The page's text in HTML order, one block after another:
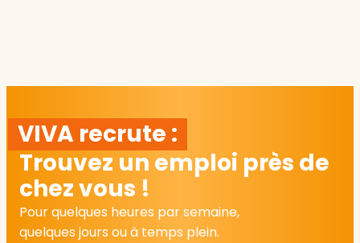
VIVA recrute :
Trouvez un emploi près de
chez vous !
Pour quelques heures par semaine,
quelques jours ou à temps plein.